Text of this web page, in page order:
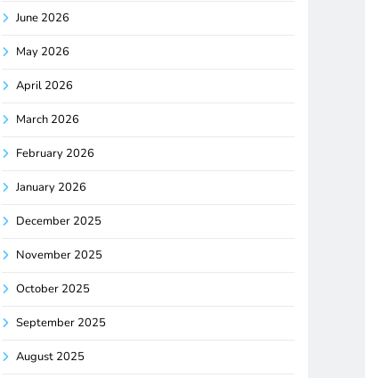
June 2026
May 2026
April 2026
March 2026
February 2026
January 2026
December 2025
November 2025
October 2025
September 2025
August 2025